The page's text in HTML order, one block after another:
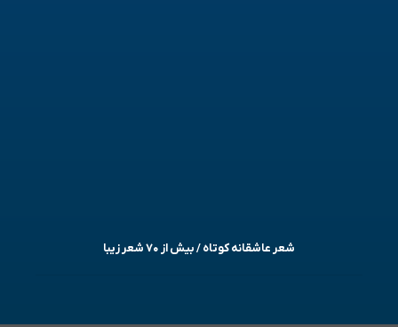
شعر عاشقانه کوتاه / بیش از ۷۰ شعر زیبا